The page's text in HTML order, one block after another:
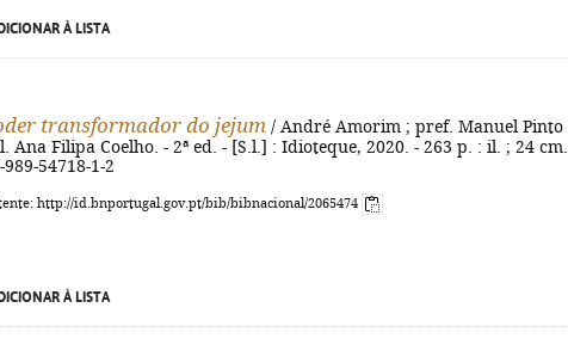
À LISTA
transformador do jejum / André Amorim ; pref. Manuel Pinto
Ana Filipa Coelho. - 2ª ed. - [S.l.] : Idioteque, 2020. - 263 p. : il. ; 24
54718-1-2
http://id.bnportugal.gov.pt/bib/bibnacional/2065474
À LISTA